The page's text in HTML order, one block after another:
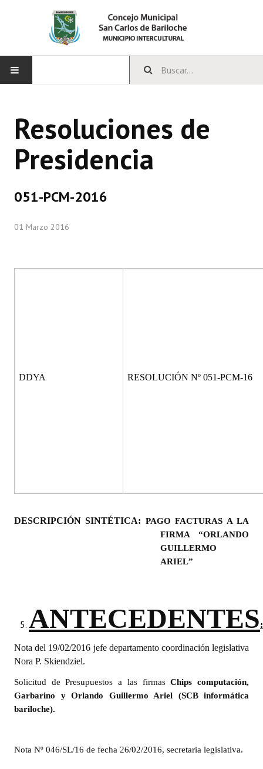
CONCEJO
Bloques Políticos
Comisiones Permanentes
Comisiones Especiales
Carta Orgánica 2007
Proyectos Presentados
Ejecución Presupuestaria
Actas de Audiencias Públicas
Comunicaciones
Resoluciones
Resoluciones de
Presidencia
051-PCM-2016
01 Marzo 2016
DDYA RESOLUCIÓN Nº 051-PCM-16
DESCRIPCIÓN SINTÉTICA: PAGO FACTURAS A LA
FIRMA “ORLANDO
GUILLERMO
ARIEL”
ANTECEDENTES:
Nota del 19/02/2016 jefe departamento coordinación legislativa
Nora P. Skiendziel.
Solicitud de Presupuestos a las firmasChips computación,
Garbarino y Orlando Guillermo Ariel (SCB informática
bariloche).
Nota Nº 046/SL/16 de fecha 26/02/2016, secretaria legislativa.